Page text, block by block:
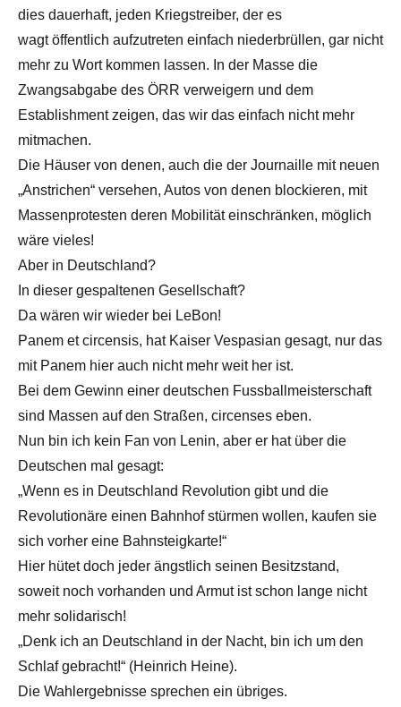
dies dauerhaft, jeden Kriegstreiber, der es
wagt öffentlich aufzutreten einfach niederbrüllen, gar nicht
mehr zu Wort kommen lassen. In der Masse die
Zwangsabgabe des ÖRR verweigern und dem
Establishment zeigen, das wir das einfach nicht mehr
mitmachen.
Die Häuser von denen, auch die der Journaille mit neuen
„Anstrichen“ versehen, Autos von denen blockieren, mit
Massenprotesten deren Mobilität einschränken, möglich
wäre vieles!
Aber in Deutschland?
In dieser gespaltenen Gesellschaft?
Da wären wir wieder bei LeBon!
Panem et circensis, hat Kaiser Vespasian gesagt, nur das
mit Panem hier auch nicht mehr weit her ist.
Bei dem Gewinn einer deutschen Fussballmeisterschaft
sind Massen auf den Straßen, circenses eben.
Nun bin ich kein Fan von Lenin, aber er hat über die
Deutschen mal gesagt:
„Wenn es in Deutschland Revolution gibt und die
Revolutionäre einen Bahnhof stürmen wollen, kaufen sie
sich vorher eine Bahnsteigkarte!“
Hier hütet doch jeder ängstlich seinen Besitzstand,
soweit noch vorhanden und Armut ist schon lange nicht
mehr solidarisch!
„Denk ich an Deutschland in der Nacht, bin ich um den
Schlaf gebracht!“ (Heinrich Heine).
Die Wahlergebnisse sprechen ein übriges.